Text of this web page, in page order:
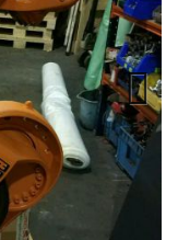
Next